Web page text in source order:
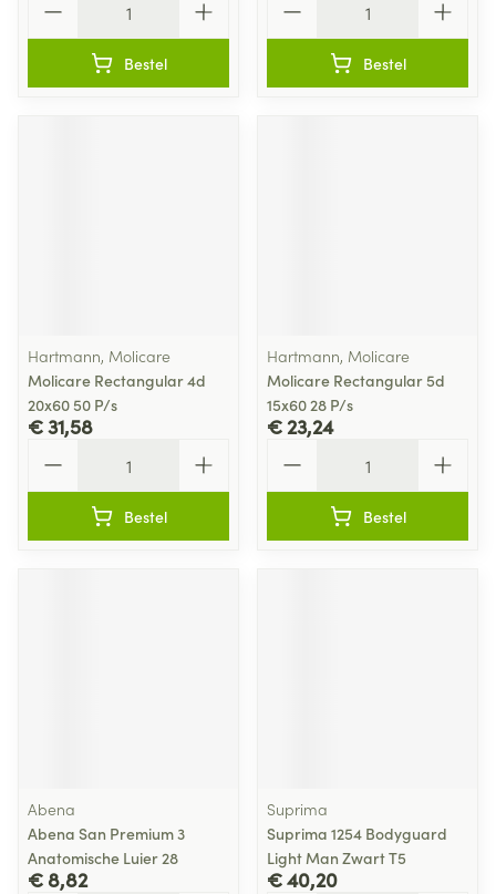
Bestel Bestel
Hartmann, Molicare
Molicare Rectangular 4d
20x60 50 P/s
€ 31,58
Bestel
Hartmann, Molicare
Molicare Rectangular 5d
15x60 28 P/s
€ 23,24
Bestel
Abena
Abena San Premium 3
Anatomische Luier 28
€ 8,82
Suprima
Suprima 1254 Bodyguard
Light Man Zwart T5
€ 40,20